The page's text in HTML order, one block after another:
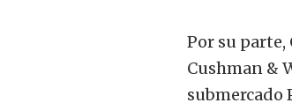
Por su
Cushman &
submercado